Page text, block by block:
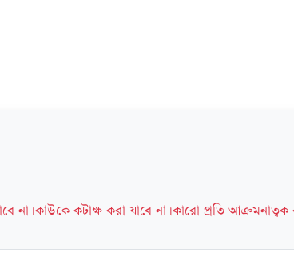
না। কাউকে কটাক্ষ করা যাবে না। কারো প্রতি আক্রমনাত্বক